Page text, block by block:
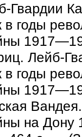
Гвардии
в годы
Лейб-
в годы
на